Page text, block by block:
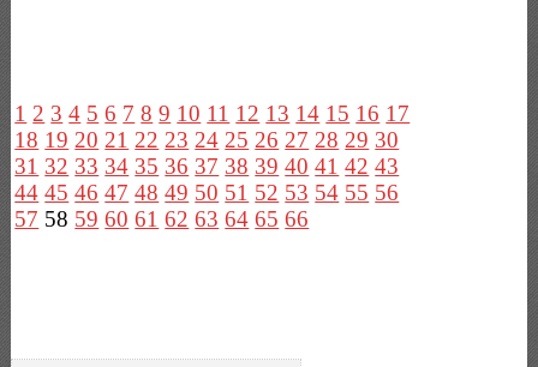
1 2 3 4 5 6 7 8 9 10 11 12 13 14 15 16 17
18 19 20 21 22 23 24 25 26 27 28 29 30
31 32 33 34 35 36 37 38 39 40 41 42 43
44 45 46 47 48 49 50 51 52 53 54 55 56
57 58 59 60 61 62 63 64 65 66